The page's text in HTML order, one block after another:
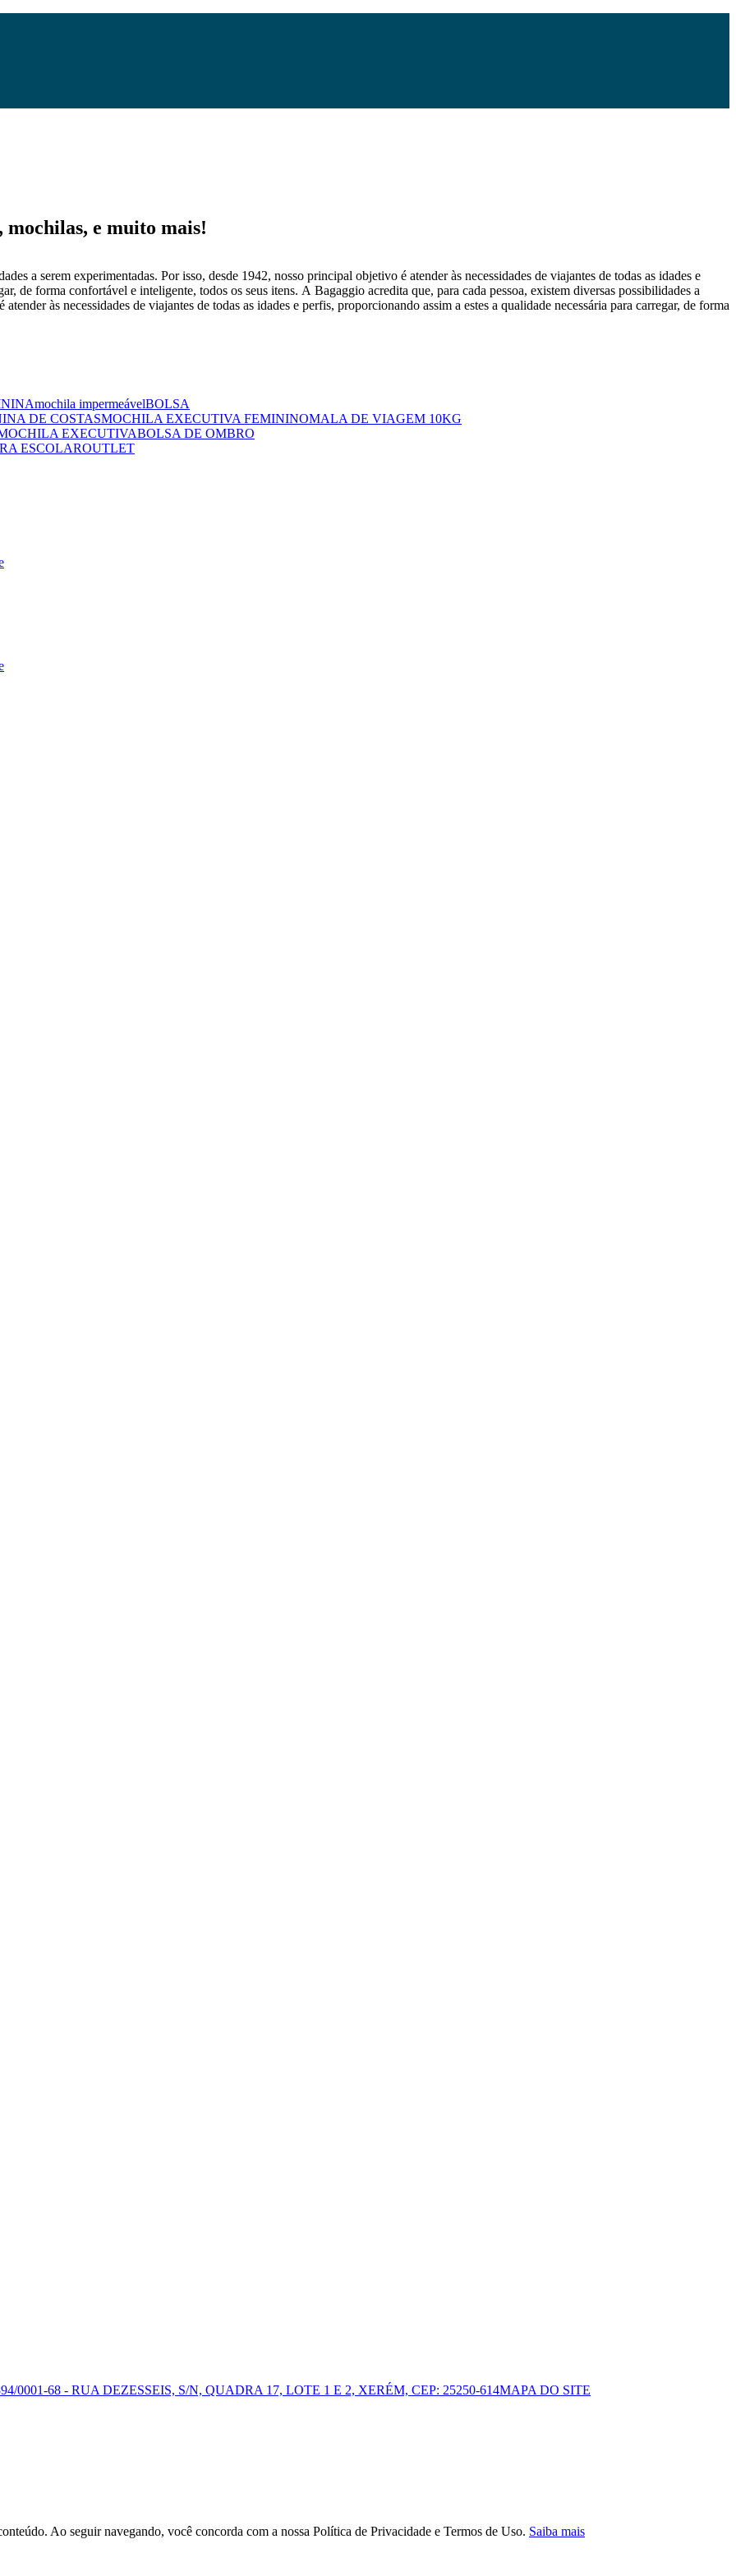
e muito mais!
a serem experimentadas. Por isso, desde 1942, nosso principal objetivo é atender às necessidades de viajantes de todas as idades e
de forma confortável e inteligente, todos os seus itens. A Bagaggio acredita que, para cada pessoa, existem diversas possibilidades a
às necessidades de viajantes de todas as idades e perfis, proporcionando assim a estes a qualidade necessária para carregar, de forma
mochila impermeávelBOLSA
DE COSTASMOCHILA EXECUTIVA FEMININOMALA DE VIAGEM 10KG
EXECUTIVABOLSA DE OMBRO
ESCOLAROUTLET
0001-68 - RUA DEZESSEIS, S/N, QUADRA 17, LOTE 1 E 2, XERÉM, CEP: 25250-614MAPA DO SITE
Ao seguir navegando, você concorda com a nossa Política de Privacidade e Termos de Uso. Saiba mais